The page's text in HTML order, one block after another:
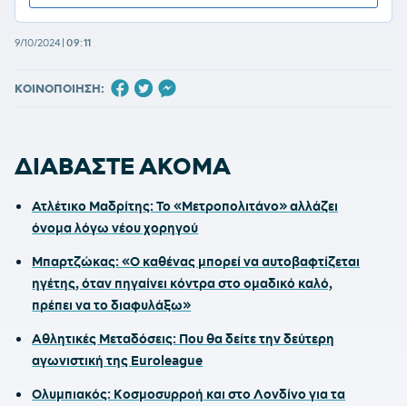
9/10/2024 09:11
ΚΟΙΝΟΠΟΙΗΣΗ:
ΔΙΑΒΑΣΤΕ ΑΚΟΜΑ
Ατλέτικο Μαδρίτης: Το «Μετροπολιτάνο» αλλάζει
όνομα λόγω νέου χορηγού
Μπαρτζώκας: «Ο καθένας μπορεί να αυτοβαφτίζεται
ηγέτης, όταν πηγαίνει κόντρα στο ομαδικό καλό,
πρέπει να το διαφυλάξω»
Αθλητικές Μεταδόσεις: Που θα δείτε την δεύτερη
αγωνιστική της Euroleague
Ολυμπιακός: Κοσμοσυρροή και στο Λονδίνο για τα